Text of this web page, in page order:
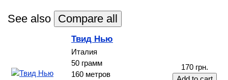
See also
Твид Нью
Италия
50 грамм
160 метров
170 грн.